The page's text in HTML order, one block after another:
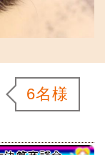
6名様